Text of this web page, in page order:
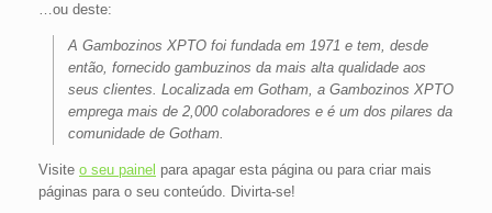
…ou deste:
A Gambozinos XPTO foi fundada em 1971 e tem, desde
então, fornecido gambuzinos da mais alta qualidade aos
seus clientes. Localizada em Gotham, a Gambozinos XPTO
emprega mais de 2,000 colaboradores e é um dos pilares da
comunidade de Gotham.
Visite o seu painel para apagar esta página ou para criar mais
páginas para o seu conteúdo. Divirta-se!